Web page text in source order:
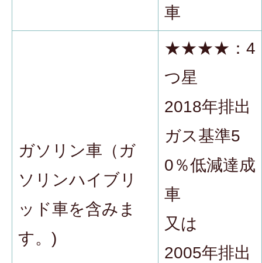
車
ガソリン車（ガ
ソリンハイブリ
ッド車を含みま
す。)
★★★★：4
つ星
2018年排出
ガス基準5
0％低減達成
車
又は
2005年排出